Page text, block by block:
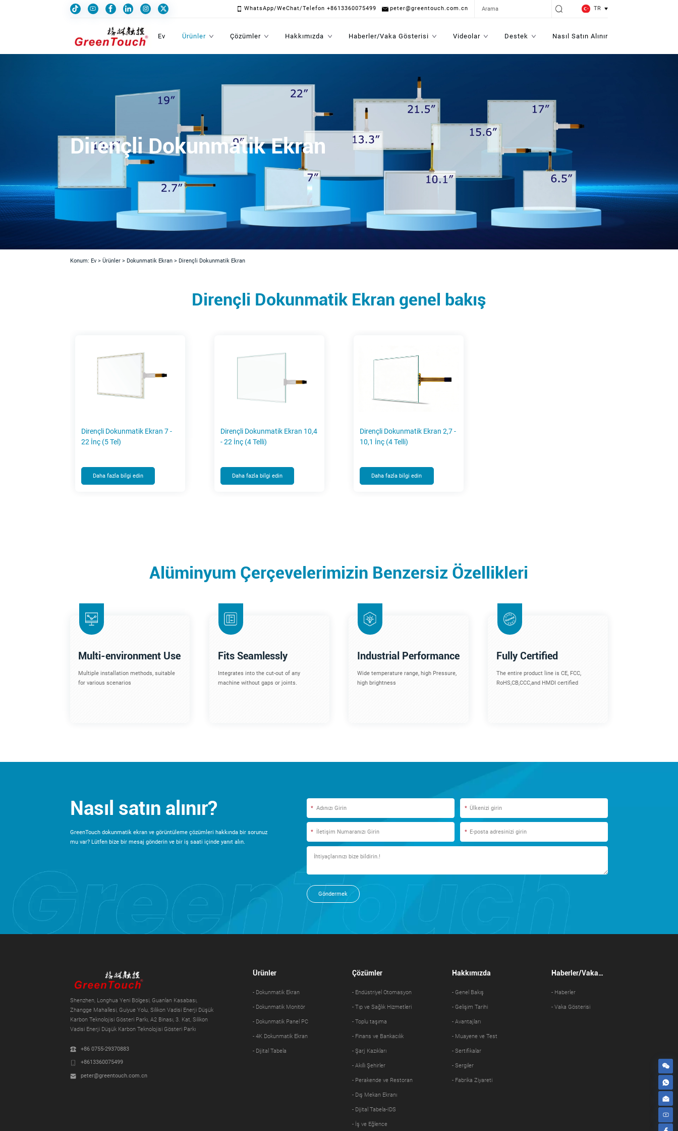
WhatsApp/WeChat/Telefon +8613360075499 peter@greentouch.com.cn TR
Ev Ürünler Çözümler Hakkımızda Haberler/Vaka Gösterisi Videolar Destek Nasıl Satın Alınır
Dirençli Dokunmatik Ekran
Konum: Ev> Ürünler> Dokunmatik Ekran>Dirençli Dokunmatik Ekran
Dirençli Dokunmatik Ekran genel bakış
Dirençli Dokunmatik Ekran 7 -
22 İnç (5 Tel)
Daha fazla bilgi edin
Dirençli Dokunmatik Ekran 10,4
- 22 İnç (4 Telli)
Daha fazla bilgi edin
Dirençli Dokunmatik Ekran 2,7 -
10,1 İnç (4 Telli)
Daha fazla bilgi edin
Alüminyum Çerçevelerimizin Benzersiz Özellikleri
Multi-environment Use
Multiple installation methods, suitable
for various scenarios
Fits Seamlessly
Integrates into the cut-out of any
machine without gaps or joints.
Industrial Performance
Wide temperature range, high Pressure,
high brightness
Fully Certified
The entire product line is CE, FCC,
RoHS,CB,CCC,and HMDI certified
Nasıl satın alınır?
GreenTouch dokunmatik ekran ve görüntüleme çözümleri hakkında bir sorunuz
mu var? Lütfen bize bir mesaj gönderin ve bir iş saati içinde yanıt alın.
* *
* *
Göndermek
Shenzhen, Longhua Yeni Bölgesi, Guanlan Kasabası,
Zhangge Mahallesi, Guiyue Yolu, Silikon Vadisi Enerji Düşük
Karbon Teknolojisi Gösteri Parkı, A2 Binası, 3. Kat, Silikon
Vadisi Enerji Düşük Karbon Teknolojisi Gösteri Parkı
+86 0755-29370883
+8613360075499
peter@greentouch.com.cn
Ürünler
- Dokunmatik Ekran
- Dokunmatik Monitör
- Dokunmatik Panel PC
- 4K Dokunmatik Ekran
- Dijital Tabela
Çözümler
- Endüstriyel Otomasyon
- Tıp ve Sağlık Hizmetleri
- Toplu taşıma
- Finans ve Bankacılık
- Şarj Kazıkları
- Akıllı Şehirler
- Perakende ve Restoran
- Dış Mekan Ekranı
- Dijital Tabela-IDS
- İş ve Eğlence
Hakkımızda
- Genel Bakış
- Gelişim Tarihi
- Avantajları
- Muayene ve Test
- Sertifikalar
- Sergiler
- Fabrika Ziyareti
Haberler/Vaka
- Haberler
- Vaka Gösterisi